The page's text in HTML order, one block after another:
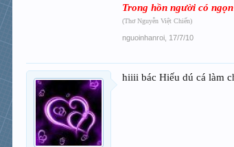
Trong hồn người có
(Thơ Nguyễn Việt Chiến)
nguoinhanroi 17/7/10
hiiii bác Hiếu dú cá làm